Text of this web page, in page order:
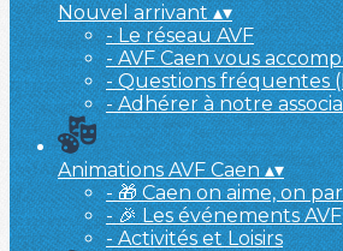
Nouvel arrivant▴▾
- Le réseau AVF
- AVF Caen vous
- Questions fréquentes
- Adhérer à notre
Animations AVF Caen▴▾
- 🎁 Caen on aime, on
- 🎉 Les événements AVF
- Activités et Loisirs